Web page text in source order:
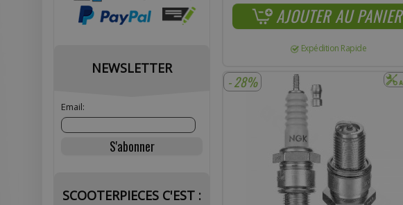
AJOUTER AU PANIER
Expédition Rapide
- 28%
NEWSLETTER
Email:
SCOOTERPIECES C'EST :